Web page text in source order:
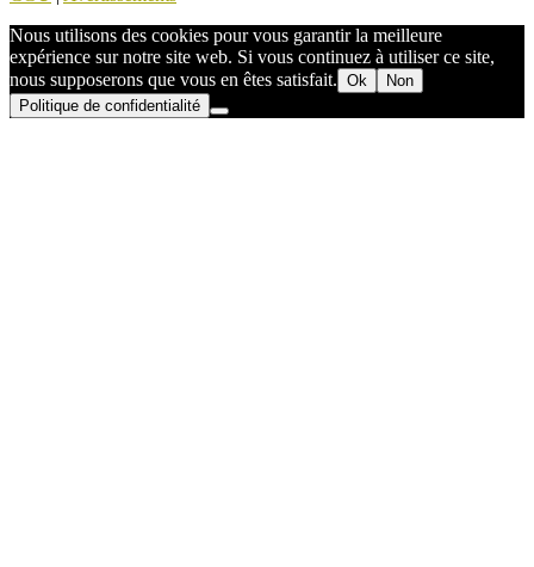
Nous utilisons des cookies pour vous garantir la meilleure
expérience sur notre site web. Si vous continuez à utiliser ce site,
nous supposerons que vous en êtes satisfait. Ok
Non
Politique de confidentialité